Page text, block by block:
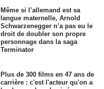
Même si l’allemand est sa
langue maternelle, Arnold
Schwarzenegger n’a pas eu le
droit de doubler son propre
personnage dans la saga
Terminator
Plus de 300 films en 47 ans de
carrière : c'est l'acteur qu'on a